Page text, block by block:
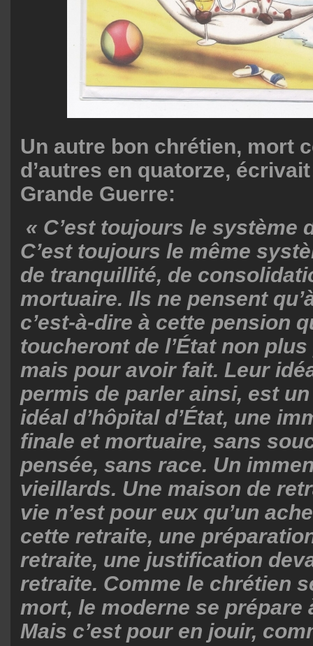
Un autre bon chrétien, mort
d’autres en quatorze,
Grande Guerre:
« C’est toujours le système
C’est toujours le même
de tranquillité, de
mortuaire. Ils ne pensent
c’est-à-dire à cette pension
toucheront de l’État non
mais pour avoir fait. Leur
permis de parler ainsi, est un
idéal d’hôpital d’État, une
finale et mortuaire, sans
pensée, sans race. Un
vieillards. Une maison de
vie n’est pour eux qu’un
cette retraite, une
retraite, une justification
retraite. Comme le chrétien
mort, le moderne se prépare
Mais c’est pour en jouir,